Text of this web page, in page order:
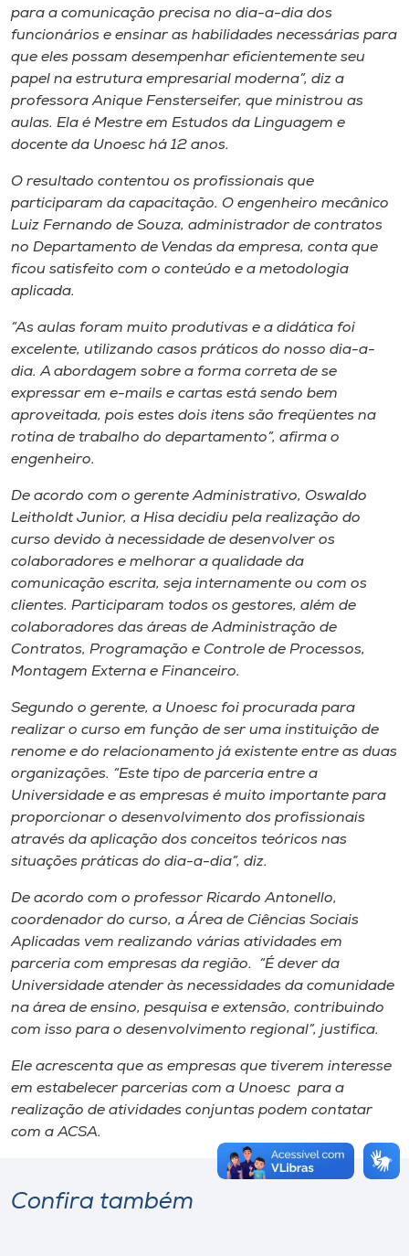
Museu
Unoesc
Store
Selecione
o idioma
A+
para a comunicação precisa no dia-a-dia dos
funcionários e ensinar as habilidades necessárias para
que eles possam desempenhar eficientemente seu
papel na estrutura empresarial moderna”, diz a
professora Anique Fensterseifer, que ministrou as
aulas. Ela é Mestre em Estudos da Linguagem e
docente da Unoesc há 12 anos.
O resultado contentou os profissionais que
participaram da capacitação. O engenheiro mecânico
Luiz Fernando de Souza, administrador de contratos
no Departamento de Vendas da empresa, conta que
ficou satisfeito com o conteúdo e a metodologia
aplicada.
“As aulas foram muito produtivas e a didática foi
excelente, utilizando casos práticos do nosso dia-a-
dia. A abordagem sobre a forma correta de se
expressar em e-mails e cartas está sendo bem
aproveitada, pois estes dois itens são freqüentes na
rotina de trabalho do departamento”, afirma o
engenheiro.
De acordo com o gerente Administrativo, Oswaldo
Leitholdt Junior, a Hisa decidiu pela realização do
curso devido à necessidade de desenvolver os
colaboradores e melhorar a qualidade da
comunicação escrita, seja internamente ou com os
clientes. Participaram todos os gestores, além de
colaboradores das áreas de Administração de
Contratos, Programação e Controle de Processos,
Montagem Externa e Financeiro.
Segundo o gerente, a Unoesc foi procurada para
realizar o curso em função de ser uma instituição de
renome e do relacionamento já existente entre as duas
organizações. “Este tipo de parceria entre a
Universidade e as empresas é muito importante para
proporcionar o desenvolvimento dos profissionais
através da aplicação dos conceitos teóricos nas
situações práticas do dia-a-dia”, diz.
De acordo com o professor Ricardo Antonello,
coordenador do curso, a Área de Ciências Sociais
Aplicadas vem realizando várias atividades em
parceria com empresas da região. “É dever da
Universidade atender às necessidades da comunidade
na área de ensino, pesquisa e extensão, contribuindo
com isso para o desenvolvimento regional”, justifica.
Ele acrescenta que as empresas que tiverem interesse
em estabelecer parcerias com a Unoesc para a
realização de atividades conjuntas podem contatar
com a ACSA.
Confira também